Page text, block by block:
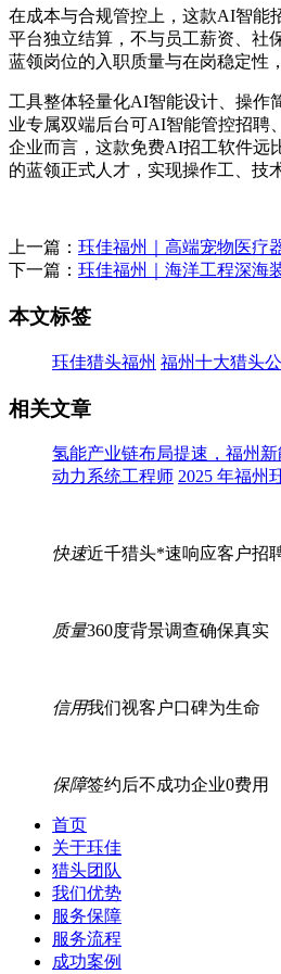
在成本与合规管控上，这款AI智能
平台独立结算，不与员工薪资、社
蓝领岗位的入职质量与在岗稳定性
工具整体轻量化AI智能设计、操作
业专属双端后台可AI智能管控招聘
企业而言，这款免费AI招工软件远
的蓝领正式人才，实现操作工、技
上一篇： 珏佳福州｜高端宠物医疗
下一篇： 珏佳福州｜海洋工程深海
本文标签
珏佳猎头福州 福州十大猎头
相关文章
氢能产业链布局提速，福州
动力系统工程师 2025 年福州
快速近千猎头*速响应客户招
质量360度背景调查确保真实
信用我们视客户口碑为生命
保障签约后不成功企业0费用
首页
关于珏佳
猎头团队
我们优势
服务保障
服务流程
成功案例